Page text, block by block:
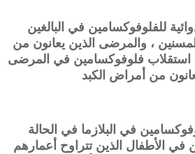
للفلوفوكسامين في البالغين
، والمرضى الذين يعانون من
فلوفوكسامين في المرضى
من أمراض الكبد
في البلازما في الحالة
في الأطفال الذين تتراوح أعمارهم